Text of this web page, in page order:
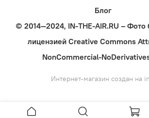
Блог
© 2014—2024, IN-THE-AIR.RU – Фото
лицензией Creative Commons
NonCommercial-
Интернет-магазин создан на